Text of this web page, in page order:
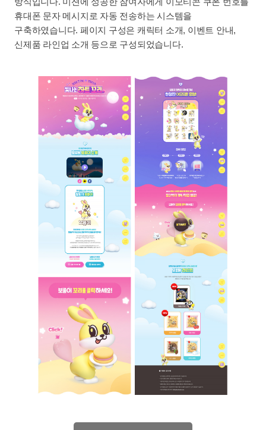
휴대폰 문자 메시지로 자동 전송하는 시스템을
구축하였습니다. 페이지 구성은 캐릭터 소개, 이벤트 안내,
신제품 라인업 소개 등으로 구성되었습니다.